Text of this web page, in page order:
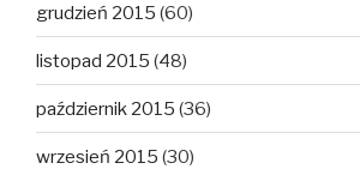
grudzień 2015 (60)
listopad 2015 (48)
październik 2015 (36)
wrzesień 2015 (30)